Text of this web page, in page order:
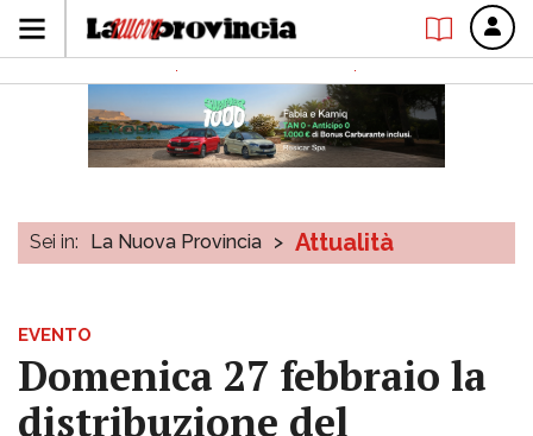
Sei in: La Nuova Provincia > Attualità
EVENTO
Domenica 27 febbraio la
distribuzione del